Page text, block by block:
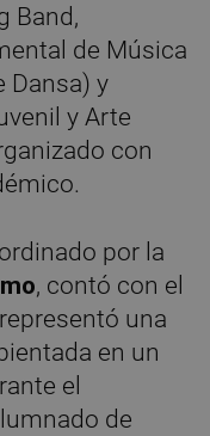
Band,
de Música
Dansa) y
y Arte
con
por la
, contó con el
una
en un
el
de